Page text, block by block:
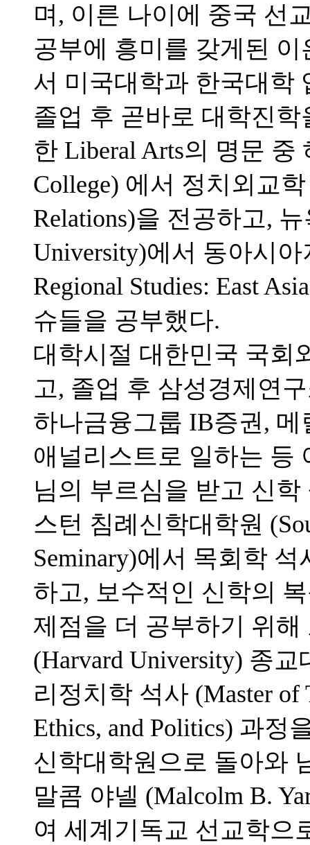
며, 이른 나이에 중국 선
공부에 흥미를 갖게된
서 미국대학과 한국대학
졸업 후 곧바로 대학진
한 Liberal Arts의 명문 중
College) 에서 정치외교
Relations)을 전공하고,
University)에서 동아시
Regional Studies: East
슈들을 공부했다.
대학시절 대한민국 국회
고, 졸업 후 삼성경제연
하나금융그룹 IB증권,
애널리스트로 일하는 등
님의 부르심을 받고 신
스턴 침례신학대학원
Seminary)에서 목회학
하고, 보수적인 신학의
제점을 더 공부하기 위
(Harvard University) 종
리정치학 석사 (Master of
Ethics, and Politics) 과정
신학대학원으로 돌아와
말콤 야넬 (Malcolm B.
여 세계기독교 선교학으